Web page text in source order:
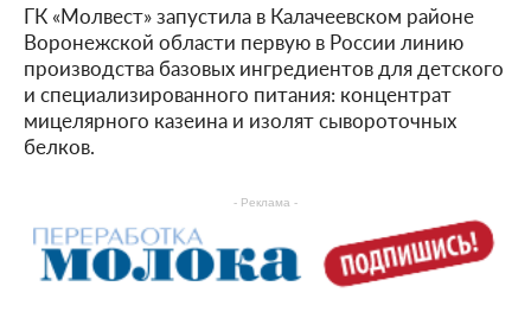
ГК «Молвест» запустила в Калачеевском районе
Воронежской области первую в России линию
производства базовых ингредиентов для детского
и специализированного питания: концентрат
мицелярного казеина и изолят сывороточных
белков.
- Реклама -